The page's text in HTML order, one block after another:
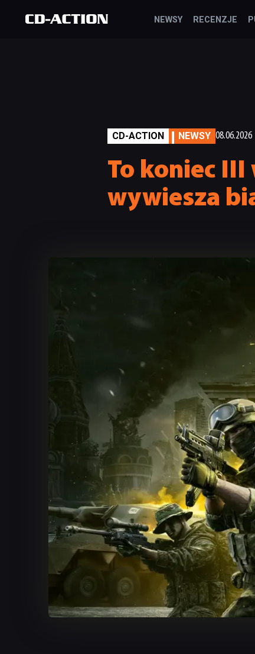
NEWSY RECENZJE
CD-ACTION NEWSY 08.06.2026
To koniec III
wywiesza